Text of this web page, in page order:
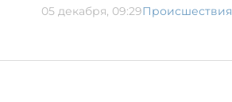
05 декабря, 09:29Происшествия